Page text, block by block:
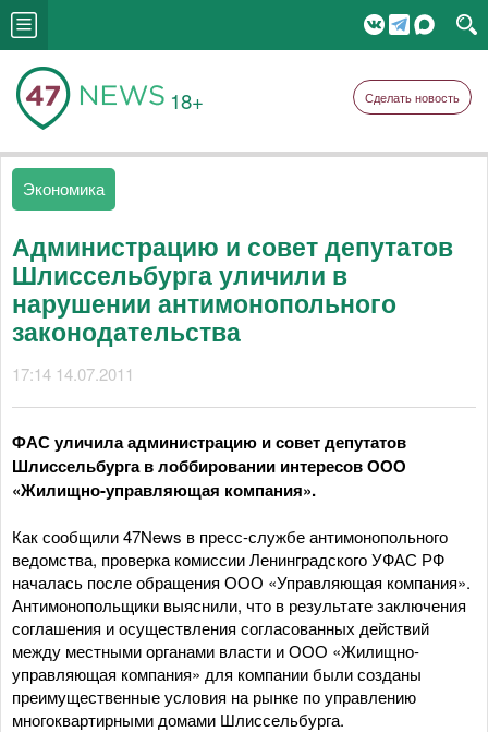
18+ Сделать новость
Экономика
Администрацию и совет депутатов
Шлиссельбурга уличили в
нарушении антимонопольного
законодательства
17:14 14.07.2011
ФАС уличила администрацию и совет депутатов
Шлиссельбурга в лоббировании интересов ООО
«Жилищно-управляющая компания».
Как сообщили 47News в пресс-службе антимонопольного
ведомства, проверка комиссии Ленинградского УФАС РФ
началась после обращения ООО «Управляющая компания».
Антимонопольщики выяснили, что в результате заключения
соглашения и осуществления согласованных действий
между местными органами власти и ООО «Жилищно-
управляющая компания» для компании были созданы
преимущественные условия на рынке по управлению
многоквартирными домами Шлиссельбурга.